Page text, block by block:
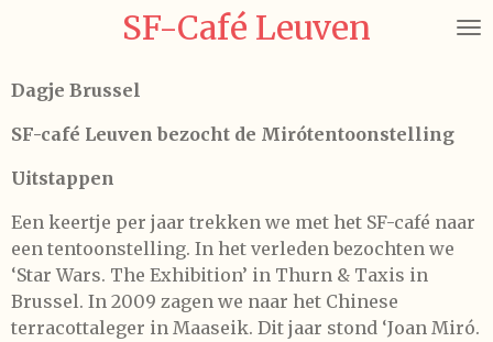
de
hoofdinhoud
SF-Café Leuven
Dagje Brussel
SF-café Leuven bezocht de Mirótentoonstelling
Uitstappen
Een keertje per jaar trekken we met het SF-café naar
een tentoonstelling. In het verleden bezochten we
‘Star Wars. The Exhibition’ in Thurn & Taxis in
Brussel. In 2009 zagen we naar het Chinese
terracottaleger in Maaseik. Dit jaar stond ‘Joan Miró.